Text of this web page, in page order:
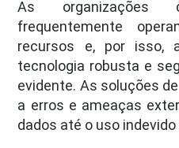
As organizações
frequentemente
recursos e, por isso,
tecnologia robusta e
evidente. As soluções
a erros e ameaças
dados até o uso